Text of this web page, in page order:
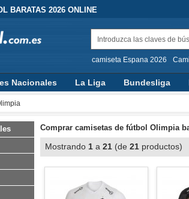
BARATAS 2026 ONLINE
camiseta Espana 2026
Nacionales La Liga Bundesliga
Comprar camisetas de fútbol Olimpia
Mostrando 1 a 21 (de 21 productos)